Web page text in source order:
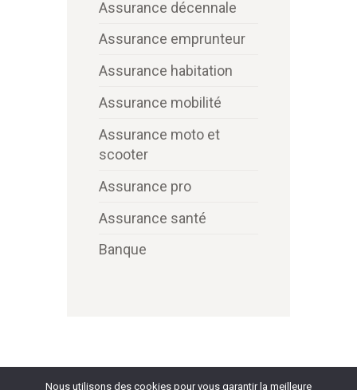
Assurance décennale
Assurance emprunteur
Assurance habitation
Assurance mobilité
Assurance moto et
scooter
Assurance pro
Assurance santé
Banque
Nous utilisons des cookies pour vous garantir la meilleure